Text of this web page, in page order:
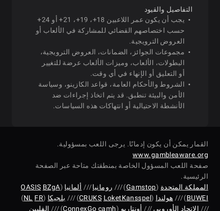
التفاصيل والقيود
يجب أن يكون عمر اللاعبين 18+، 19+، 21+ أو 24+
حسب اختصاصهم القضائي للمشاركة في الألعاب أو
العروض الترويجية.
مجموعات الجوائز، الضمانات، العروض الترويجية،
البطولات، الألعاب، وميزات الألعاب عرضة للتغيير
أو التعليق أو الإنهاء في أي وقت.
الشروط والأحكام العامة، قواعد الكازينو، وسياسة
الأمن والبيئة تنطبق. قد يتم اتخاذ إجراءات ضد
الأنشطة الاحتيالية أو انتهاكات هذه السياسات.
القمار يمكن أن يكون إدمانًا. يرجى اللعب بمسؤولية.
www.gambleaware.org
صفحة اللعب المسؤول الخاصة بمنطقتك متاحة عبر الصفحة
الرئيسية.
المملكة المتحدة (
Gamstop
) /// رومانيا/// ألمانيا (
OASIS BZgA
BUWEI
) /// هولندا (
CRUKS LoketKansspel
) /// بلجيكا (
NL FR
)
/// الاتحاد الأوروبي/// أونتاريو (
ConnexGo camh
) /// الفلبين